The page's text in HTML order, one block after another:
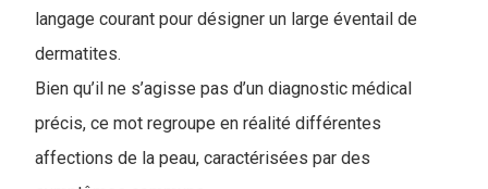
langage courant pour désigner un large éventail de
dermatites.
Bien qu’il ne s’agisse pas d’un diagnostic médical
précis, ce mot regroupe en réalité différentes
affections de la peau, caractérisées par des